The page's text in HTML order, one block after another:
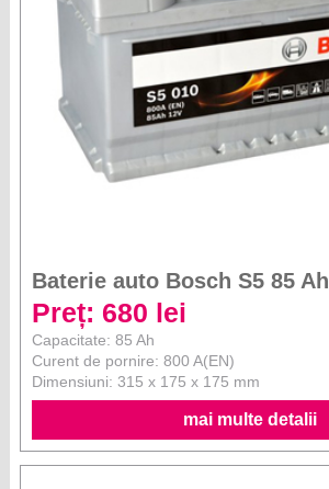
Baterie auto Bosch S5 85 Ah
Preț: 680 lei
Capacitate: 85 Ah
Curent de pornire: 800 A(EN)
Dimensiuni: 315 x 175 x 175 mm
mai multe detalii